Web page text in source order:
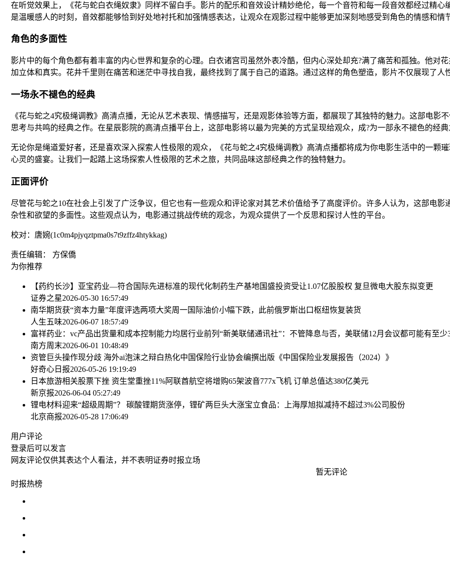
在听觉效果上，《花与蛇白衣绳奴隶》同样不留白手。影片的配乐和音效设计精妙绝伦，每一个音符和每一段音效都经过精
是温暖感人的时刻，音效都能够恰到好处地衬托和加强情感表达，让观众在观影过程中能够更加深刻地感受到角色的情感和情
角色的多面性
影片中的每个角色都有着丰富的内心世界和复杂的心理。白衣诸宫司虽然外表冷酷，但内心深处却充?满了痛苦和孤独。他对
加立体和真实。花井千里则在痛苦和迷茫中寻找自我，最终找到了属于自己的道路。通过这样的角色塑造，影片不仅展现了人
一场永不褪色的经典
《花与蛇之4究极绳调教》高清点播，无论从艺术表现、情感描写，还是观影体验等方面，都展现了其独特的魅力。这部电影
思考与共鸣的经典之作。在星辰影院的高清点播平台上，这部电影将以最为完美的方式呈现给观众，成?为一部永不褪色的经典
无论你是绳道爱好者，还是喜欢深入探索人性极限的观众，《花与蛇之4究极绳调教》高清点播都将成为你电影生活中的一颗
心灵的盛宴。让我们一起踏上这场探索人性极限的艺术之旅，共同品味这部经典之作的独特魅力。
正面评价
尽管花与蛇之10在社会上引发了广泛争议，但它也有一些观众和评论家对其艺术价值给予了高度评价。许多人认为，这部电
杂性和欲望的多面性。这些观点认为，电影通过挑战传统的观念，为观众提供了一个反思和探讨人性的平台。
校对：唐婉(1c0m4pjyqztpma0s7t9zffz4htykkag)
责任编辑： 方保僑
为你推荐
【药约长沙】亚宝药业—符合国际先进标准的现代化制药生产基地国盛投资受让1.07亿股股权 复旦微电大股东拟变更
证券之星2026-05-30 16:57:49
南华期货获“资本力量”年度评选两项大奖周一国际油价小幅下跌，此前俄罗斯出口枢纽恢复装货
人生五味2026-06-07 18:57:49
富祥药业：vc产品出货量和成本控制能力均居行业前列 “新美联储通讯社”：不管降息与否，美联储12月会议都可能有至少
南方周末2026-06-01 10:48:49
资管巨头操作现分歧 海外ai泡沫之辩白热化中国保险行业协会编撰出版《中国保险业发展报告（2024）》
好奇心日报2026-05-26 19:19:49
日本旅游相关股票下挫 资生堂重挫11%阿联酋航空将增购65架波音777x飞机 订单总值达380亿美元
新京报2026-06-04 05:27:49
锂电材料迎来“超级周期”？ 碳酸锂期货涨停，锂矿两巨头大涨宝立食品：上海厚旭拟减持不超过3%公司股份
北京商报2026-05-28 17:06:49
用户评论
登录后可以发言
网友评论仅供其表达个人看法，并不表明证券时报立场
暂无评论
时报热榜